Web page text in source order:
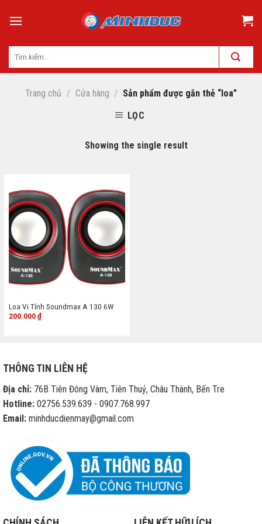
Trang chủ / Cửa hàng / Sản phẩm được gắn thẻ “loa”
LỌC
Showing the single result
Loa Vi Tính Soundmax A 130 6W
200.000₫
THÔNG TIN LIÊN HỆ
Địa chỉ: 76B Tiên Đông Vàm, Tiên Thuỷ, Châu Thành, Bến Tre
Hotline: 02756.539.639 - 0907.768.997
Email: minhducdienmay@gmail.com